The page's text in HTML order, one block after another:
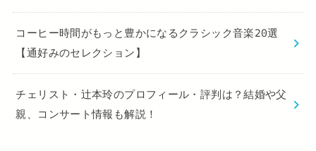
コーヒー時間がもっと豊かになるクラシック音楽20選
【通好みのセレクション】
チェリスト・辻本玲のプロフィール・評判は？結婚や父
親、コンサート情報も解説！